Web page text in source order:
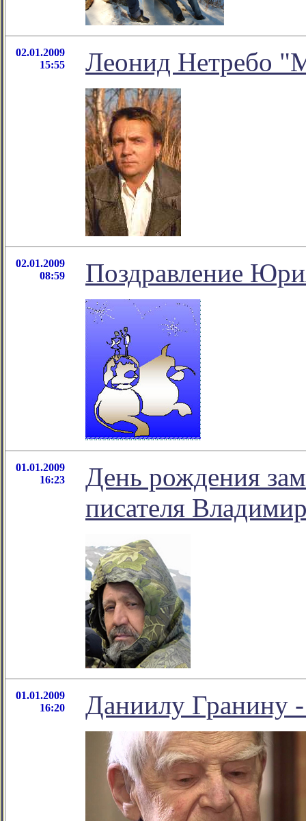
02.01.2009
15:55
Леонид Нетребо
02.01.2009
08:59
Поздравление
01.01.2009
16:23
День рождения
писателя
01.01.2009
16:20
Даниилу Гранину